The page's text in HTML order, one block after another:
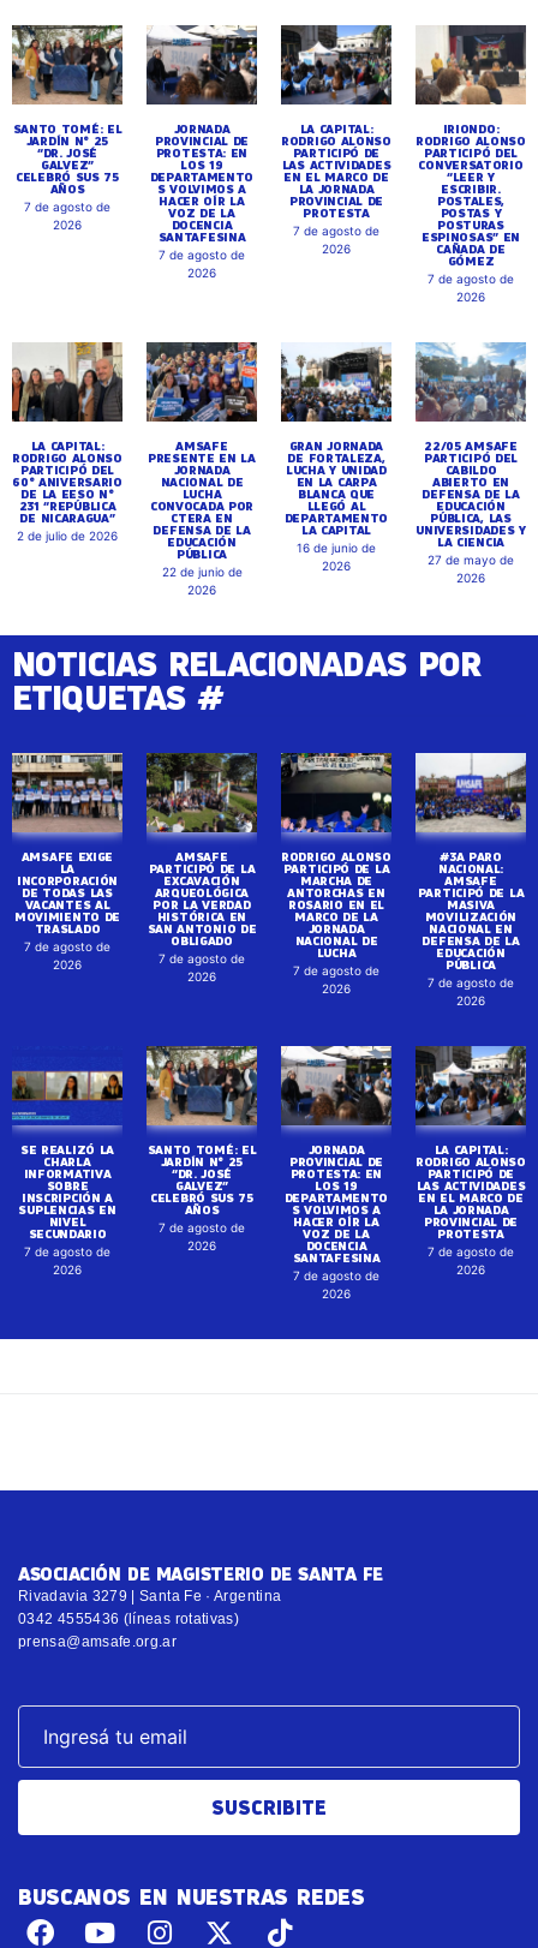
SANTO TOMÉ: EL
JARDÍN N° 25
“DR. JOSÉ
GALVEZ”
CELEBRÓ SUS 75
AÑOS
7 de agosto de
2026
JORNADA
PROVINCIAL DE
PROTESTA: EN
LOS 19
DEPARTAMENTO
S VOLVIMOS A
HACER OÍR LA
VOZ DE LA
DOCENCIA
SANTAFESINA
7 de agosto de
2026
LA CAPITAL:
RODRIGO ALONSO
PARTICIPÓ DE
LAS ACTIVIDADES
EN EL MARCO DE
LA JORNADA
PROVINCIAL DE
PROTESTA
7 de agosto de
2026
IRIONDO:
RODRIGO ALONSO
PARTICIPÓ DEL
CONVERSATORIO
“LEER Y
ESCRIBIR.
POSTALES,
POSTAS Y
POSTURAS
ESPINOSAS” EN
CAÑADA DE
GÓMEZ
7 de agosto de
2026
LA CAPITAL:
RODRIGO ALONSO
PARTICIPÓ DEL
60° ANIVERSARIO
DE LA EESO N°
231 “REPÚBLICA
DE NICARAGUA”
2 de julio de 2026
AMSAFE
PRESENTE EN LA
JORNADA
NACIONAL DE
LUCHA
CONVOCADA POR
CTERA EN
DEFENSA DE LA
EDUCACIÓN
PÚBLICA
22 de junio de
2026
GRAN JORNADA
DE FORTALEZA,
LUCHA Y UNIDAD
EN LA CARPA
BLANCA QUE
LLEGÓ AL
DEPARTAMENTO
LA CAPITAL
16 de junio de
2026
22/05 AMSAFE
PARTICIPÓ DEL
CABILDO
ABIERTO EN
DEFENSA DE LA
EDUCACIÓN
PÚBLICA, LAS
UNIVERSIDADES Y
LA CIENCIA
27 de mayo de
2026
NOTICIAS RELACIONADAS POR
ETIQUETAS #
AMSAFE EXIGE
LA
INCORPORACIÓN
DE TODAS LAS
VACANTES AL
MOVIMIENTO DE
TRASLADO
7 de agosto de
2026
AMSAFE
PARTICIPÓ DE LA
EXCAVACIÓN
ARQUEOLÓGICA
POR LA VERDAD
HISTÓRICA EN
SAN ANTONIO DE
OBLIGADO
7 de agosto de
2026
RODRIGO ALONSO
PARTICIPÓ DE LA
MARCHA DE
ANTORCHAS EN
ROSARIO EN EL
MARCO DE LA
JORNADA
NACIONAL DE
LUCHA
7 de agosto de
2026
#3A PARO
NACIONAL:
AMSAFE
PARTICIPÓ DE LA
MASIVA
MOVILIZACIÓN
NACIONAL EN
DEFENSA DE LA
EDUCACIÓN
PÚBLICA
7 de agosto de
2026
SE REALIZÓ LA
CHARLA
INFORMATIVA
SOBRE
INSCRIPCIÓN A
SUPLENCIAS EN
NIVEL
SECUNDARIO
7 de agosto de
2026
SANTO TOMÉ: EL
JARDÍN N° 25
“DR. JOSÉ
GALVEZ”
CELEBRÓ SUS 75
AÑOS
7 de agosto de
2026
JORNADA
PROVINCIAL DE
PROTESTA: EN
LOS 19
DEPARTAMENTO
S VOLVIMOS A
HACER OÍR LA
VOZ DE LA
DOCENCIA
SANTAFESINA
7 de agosto de
2026
LA CAPITAL:
RODRIGO ALONSO
PARTICIPÓ DE
LAS ACTIVIDADES
EN EL MARCO DE
LA JORNADA
PROVINCIAL DE
PROTESTA
7 de agosto de
2026
ASOCIACIÓN DE MAGISTERIO DE SANTA FE
Rivadavia 3279 | Santa Fe · Argentina
0342 4555436 (líneas rotativas)
prensa@amsafe.org.ar
SUSCRIBITE
BUSCANOS EN NUESTRAS REDES